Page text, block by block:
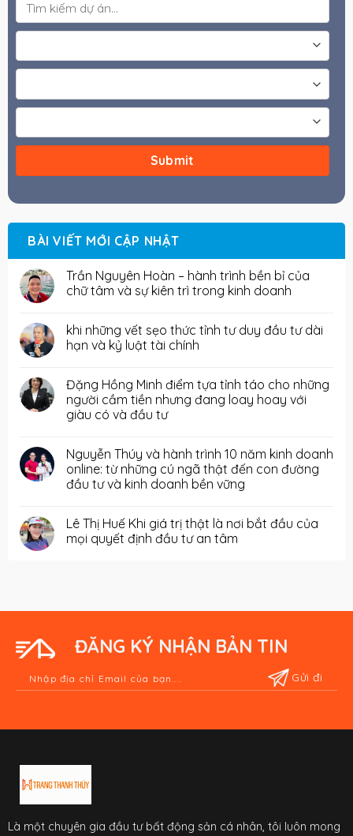
BÀI VIẾT MỚI CẬP NHẬT
Trần Nguyên Hoàn – hành trình bền bỉ của
chữ tâm và sự kiên trì trong kinh doanh
khi những vết sẹo thức tỉnh tư duy đầu tư dài
hạn và kỷ luật tài chính
Đặng Hồng Minh điểm tựa tỉnh táo cho những
người cầm tiền nhưng đang loay hoay với
giàu có và đầu tư
Nguyễn Thúy và hành trình 10 năm kinh doanh
online: từ những cú ngã thật đến con đường
đầu tư và kinh doanh bền vững
Lê Thị Huế Khi giá trị thật là nơi bắt đầu của
mọi quyết định đầu tư an tâm
ĐĂNG KÝ NHẬN BẢN TIN
Là một chuyên gia đầu tư bất động sản cá nhân, tôi luôn mong